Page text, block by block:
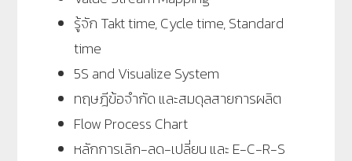
รู้จัก Takt time, Cycle time, Standard
time
5S and Visualize System
ทฤษฎีข้อจำกัด และสมดุลสายการผลิต
Flow Process Chart
หลักการเลิก-ลด-เปลี่ยน และ E-C-R-S